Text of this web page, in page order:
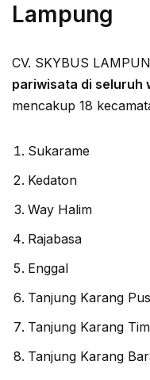
Lampung
CV. SKYBUS
pariwisata di seluruh
mencakup 18
Sukarame
Kedaton
Way Halim
Rajabasa
Enggal
Tanjung Karang
Tanjung Karang
Tanjung Karang